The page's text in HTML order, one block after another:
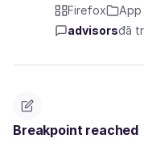
Firefox App
advisorsđã
Breakpoint reached